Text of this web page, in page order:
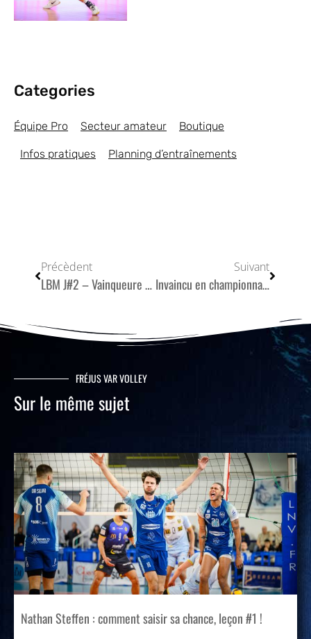
Categories
Équipe Pro Secteur amateur Boutique
Infos pratiques Planning d’entraînements
Précèdent
LBM J#2 – Vainqueure d’Illac (3-0), sereine et perfectible, une équipe de Fréjus pleine de promesses
Suivant
Invaincu en championnat, Fréjus veut le rester ce mardi en Coupe de France à Cambrai
FRÉJUS VAR VOLLEY
Sur le même sujet
Nathan Steffen : comment saisir sa chance, leçon #1 !